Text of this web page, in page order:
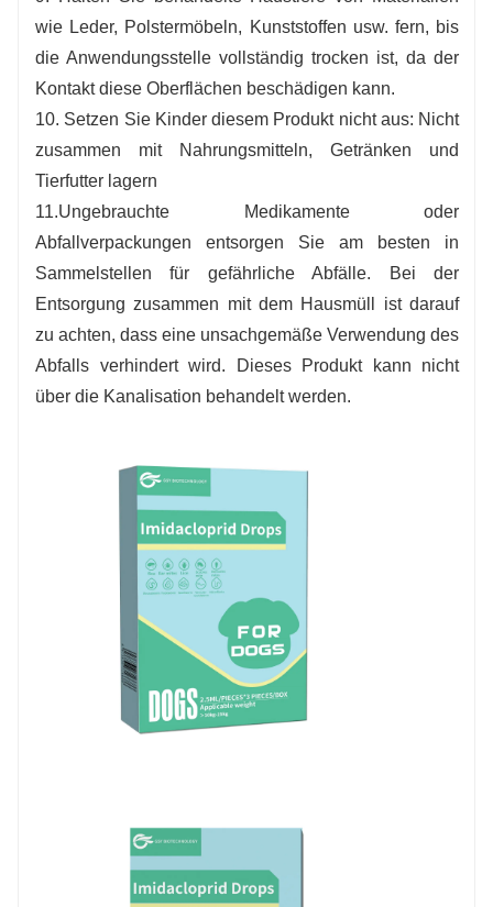
wie Leder, Polstermöbeln, Kunststoffen usw. fern, bis
die Anwendungsstelle vollständig trocken ist, da der
Kontakt diese Oberflächen beschädigen kann.
10. Setzen Sie Kinder diesem Produkt nicht aus: Nicht
zusammen mit Nahrungsmitteln, Getränken und
Tierfutter lagern
11.Ungebrauchte Medikamente oder
Abfallverpackungen entsorgen Sie am besten in
Sammelstellen für gefährliche Abfälle. Bei der
Entsorgung zusammen mit dem Hausmüll ist darauf
zu achten, dass eine unsachgemäße Verwendung des
Abfalls verhindert wird. Dieses Produkt kann nicht
über die Kanalisation behandelt werden.